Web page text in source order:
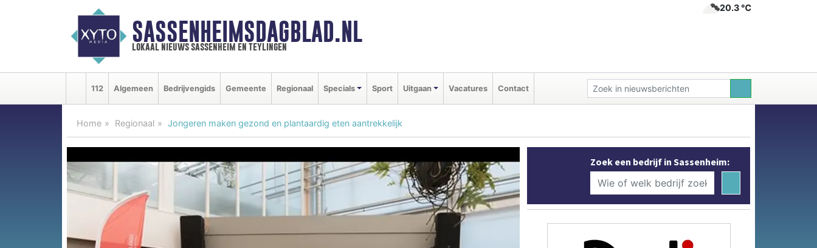
SASSENHEIMSDAGBLAD.NL
lokaal nieuws sassenheim en teylingen
20.3 ℃
112 Algemeen Bedrijvengids Gemeente Regionaal Specials Sport Uitgaan Vacatures Contact
Home Regionaal Jongeren maken gezond en plantaardig eten aantrekkelijk
Zoek een bedrijf in Sassenheim: